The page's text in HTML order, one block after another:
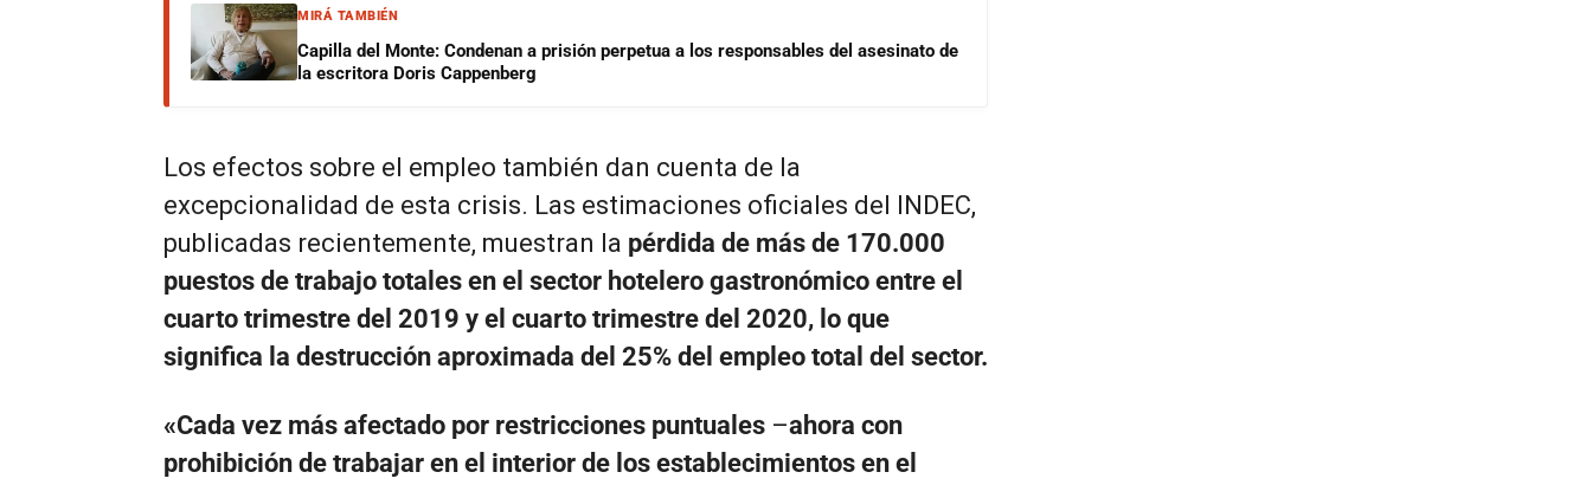
MIRÁ TAMBIÉN
Capilla del Monte: Condenan a prisión perpetua a los responsables del asesinato de
la escritora Doris Cappenberg
Los efectos sobre el empleo también dan cuenta de la
excepcionalidad de esta crisis. Las estimaciones oficiales del INDEC,
publicadas recientemente, muestran la pérdida de más de 170.000
puestos de trabajo totales en el sector hotelero gastronómico entre el
cuarto trimestre del 2019 y el cuarto trimestre del 2020, lo que
significa la destrucción aproximada del 25% del empleo total del sector.
«Cada vez más afectado por restricciones puntuales –ahora con
prohibición de trabajar en el interior de los establecimientos en el